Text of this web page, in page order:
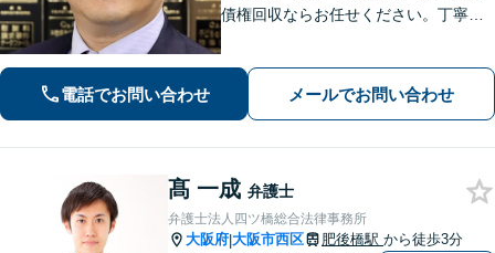
債権回収ならお任せください。丁寧な
の対応経験が豊富です。【夜間対応
可】【弁護士歴10年以上】
電話でお問い合わせ メールでお問い合わせ
髙 一成 弁護士
弁護士法人四ツ橋総合法律事務所
大阪府|大阪市西区 肥後橋駅 から徒歩3分